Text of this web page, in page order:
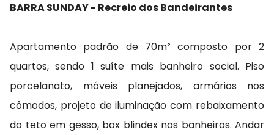
BARRA SUNDAY - Recreio dos Bandeirantes
Apartamento padrão de 70m² composto por 2
quartos, sendo 1 suíte mais banheiro social. Piso
porcelanato, móveis planejados, armários nos
cômodos, projeto de iluminação com rebaixamento
do teto em gesso, box blindex nos banheiros. Andar